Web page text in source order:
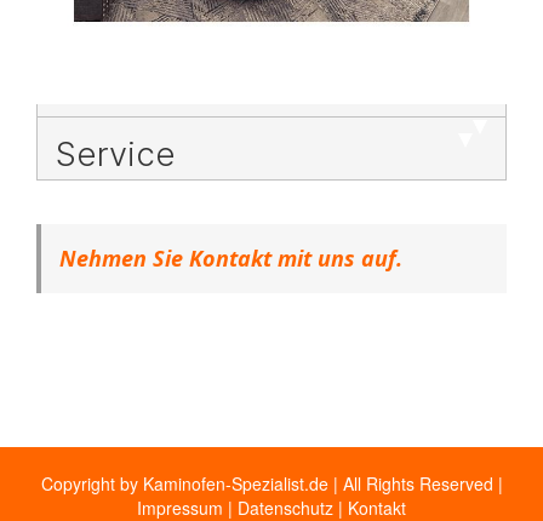
Service
Nehmen Sie Kontakt mit uns auf.
Copyright by Kaminofen-Spezialist.de | All Rights Reserved |
Impressum | Datenschutz | Kontakt